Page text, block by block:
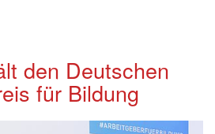
den Deutschen
für Bildung